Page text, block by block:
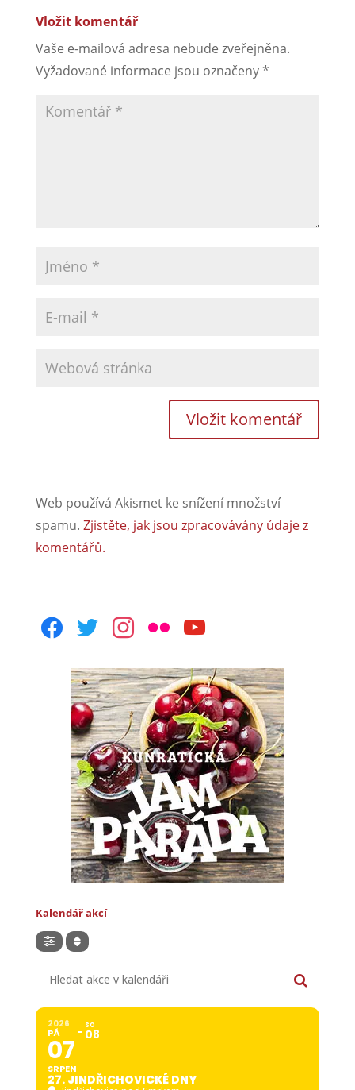
Vložit komentář
Vaše e-mailová adresa nebude zveřejněna.
Vyžadované informace jsou označeny*
Web používá Akismet ke snížení množství
spamu. Zjistěte, jak jsou zpracovávány údaje z
komentářů.
facebooktwitterinstagram
flickr youtube
Kalendář akcí
2026
PÁ
07
SRPEN
SO
08
27. JINDŘICHOVICKÉ DNY